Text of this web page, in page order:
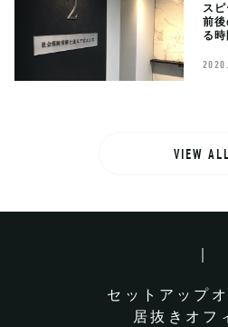
ス
前
る
VIEW ALL
セットアップオ
居抜きオフ